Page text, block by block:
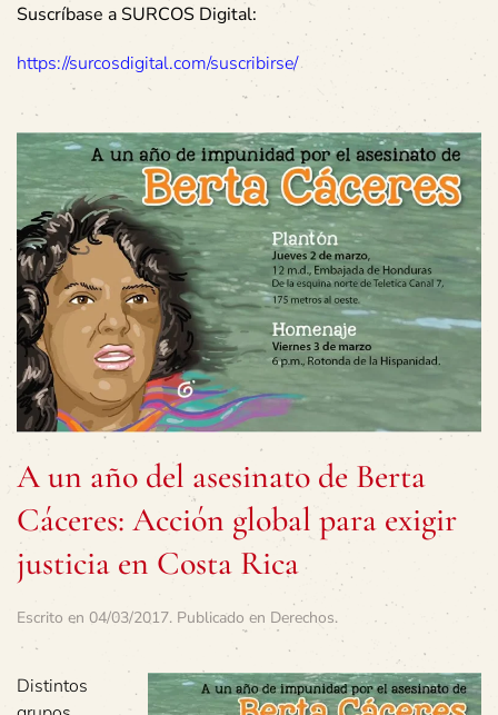
Suscríbase a SURCOS Digital:
https://surcosdigital.com/suscribirse/
A un año del asesinato de Berta
Cáceres: Acción global para exigir
justicia en Costa Rica
Escrito en 04/03/2017. Publicado en Derechos.
Distintos